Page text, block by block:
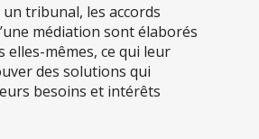
tribunal, les accords
médiation sont élaborés
elles-mêmes, ce qui leur
des solutions qui
besoins et intérêts